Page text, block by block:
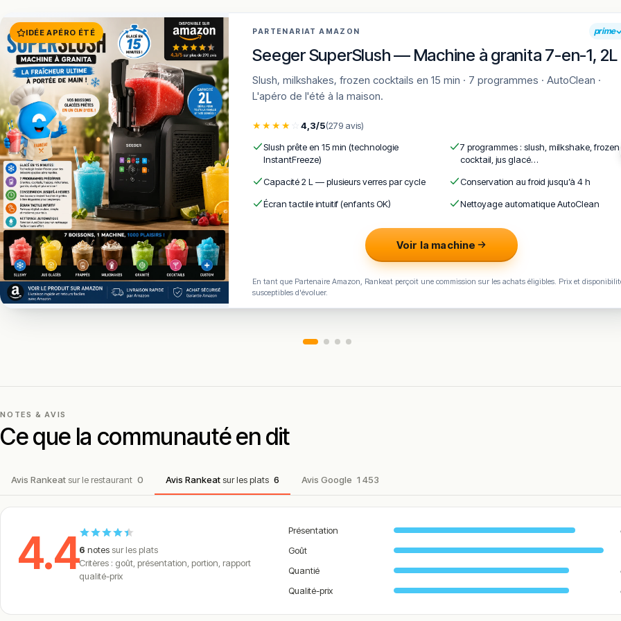
IDÉE APÉRO ÉTÉ PARTENARIAT AMAZON prime
Seeger SuperSlush — Machine à granita 7-en-1, 2L
Slush, milkshakes, frozen cocktails en 15 min · 7 programmes · AutoClean ·
L'apéro de l'été à la maison.
★★★★ ☆4,3/5(279 avis)
Slush prête en 15 min (technologie
InstantFreeze)
7 programmes : slush, milkshake, frozen
cocktail, jus glacé…
Capacité 2 L — plusieurs verres par cycle
Conservation au froid jusqu’à 4 h
Écran tactile intuitif (enfants OK)
Nettoyage automatique AutoClean
Voir la machine
En tant que Partenaire Amazon, Rankeat perçoit une commission sur les achats éligibles. Prix et
susceptibles d'évoluer.
NOTES & AVIS
Ce que la communauté en dit
Avis Rankeat sur le restaurant 0 Avis Rankeatsur les plats 6 Avis Google 1 453
4.46 notessur les plats
Critères : goût, présentation, portion, rapport
qualité-prix
Présentation
Goût
Quantié
Qualité-prix